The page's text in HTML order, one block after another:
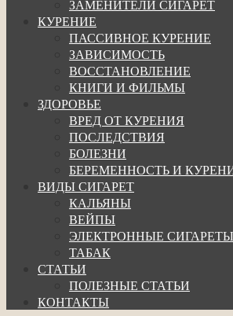
ЗАМЕНИТЕЛИ СИГАРЕТ
КУРЕНИЕ
ПАССИВНОЕ КУРЕНИЕ
ЗАВИСИМОСТЬ
ВОССТАНОВЛЕНИЕ
КНИГИ И ФИЛЬМЫ
ЗДОРОВЬЕ
ВРЕД ОТ КУРЕНИЯ
ПОСЛЕДСТВИЯ
БОЛЕЗНИ
БЕРЕМЕННОСТЬ И
ВИДЫ СИГАРЕТ
КАЛЬЯНЫ
ВЕЙПЫ
ЭЛЕКТРОННЫЕ СИГАРЕТЫ
ТАБАК
СТАТЬИ
ПОЛЕЗНЫЕ СТАТЬИ
КОНТАКТЫ